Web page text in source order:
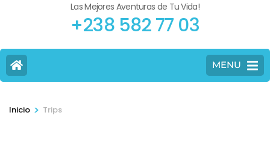
Las Mejores Aventuras de Tu Vida!
+238 582 77 03
MENU
Inicio > Trips